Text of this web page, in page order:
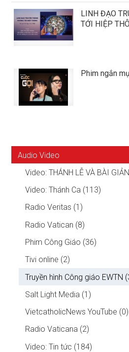
LINH ĐẠO
TỚI HIỆP
Phim ngắn
Audio Video
Video: THÁNH LỄ VÀ BÀI
Video: Thánh Ca (113)
Radio Veritas (1)
Radio Vatican (8)
Phim Công Giáo (36)
Tivi online (2)
Truyền hình Công giáo EWTN
Salt Light Media (1)
VietcatholicNews YouTube (0)
Radio Vaticana (2)
Video: Tin tức (184)